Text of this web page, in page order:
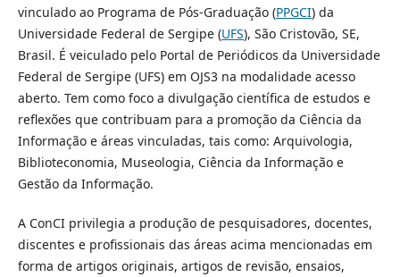
vinculado ao Programa de Pós-Graduação (PPGCI) da
Universidade Federal de Sergipe (UFS), São Cristovão, SE,
Brasil. É veiculado pelo Portal de Periódicos da Universidade
Federal de Sergipe (UFS) em OJS3 na modalidade acesso
aberto. Tem como foco a divulgação científica de estudos e
reflexões que contribuam para a promoção da Ciência da
Informação e áreas vinculadas, tais como: Arquivologia,
Biblioteconomia, Museologia, Ciência da Informação e
Gestão da Informação.
A ConCI privilegia a produção de pesquisadores, docentes,
discentes e profissionais das áreas acima mencionadas em
forma de artigos originais, artigos de revisão, ensaios,